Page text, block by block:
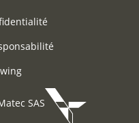
SAS